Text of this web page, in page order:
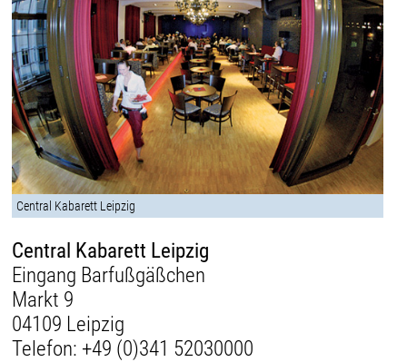
Central Kabarett Leipzig
Central Kabarett Leipzig
Eingang Barfußgäßchen
Markt 9
04109 Leipzig
Telefon: +49 (0)341 52030000